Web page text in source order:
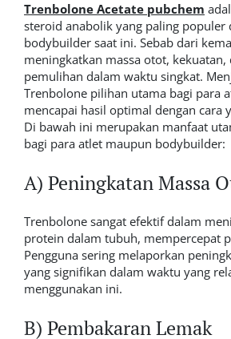
Trenbolone Acetate pubchem
steroid anabolik yang paling populer
bodybuilder saat ini. Sebab dari
meningkatkan massa otot,
pemulihan dalam waktu singkat.
Trenbolone pilihan utama bagi para
mencapai hasil optimal dengan cara
Di bawah ini merupakan manfaat
bagi para atlet maupun bodybuilder:
A) Peningkatan Massa
Trenbolone sangat efektif dalam
protein dalam tubuh, mempercepat
Pengguna sering melaporkan
yang signifikan dalam waktu yang
menggunakan ini.
B) Pembakaran Lemak